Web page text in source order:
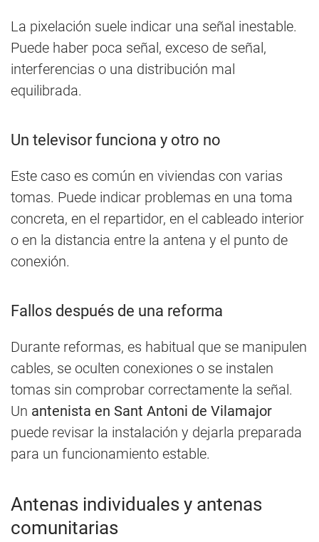
La pixelación suele indicar una señal inestable.
Puede haber poca señal, exceso de señal,
interferencias o una distribución mal
equilibrada.
Un televisor funciona y otro no
Este caso es común en viviendas con varias
tomas. Puede indicar problemas en una toma
concreta, en el repartidor, en el cableado interior
o en la distancia entre la antena y el punto de
conexión.
Fallos después de una reforma
Durante reformas, es habitual que se manipulen
cables, se oculten conexiones o se instalen
tomas sin comprobar correctamente la señal.
Un antenista en Sant Antoni de Vilamajor
puede revisar la instalación y dejarla preparada
para un funcionamiento estable.
Antenas individuales y antenas
comunitarias